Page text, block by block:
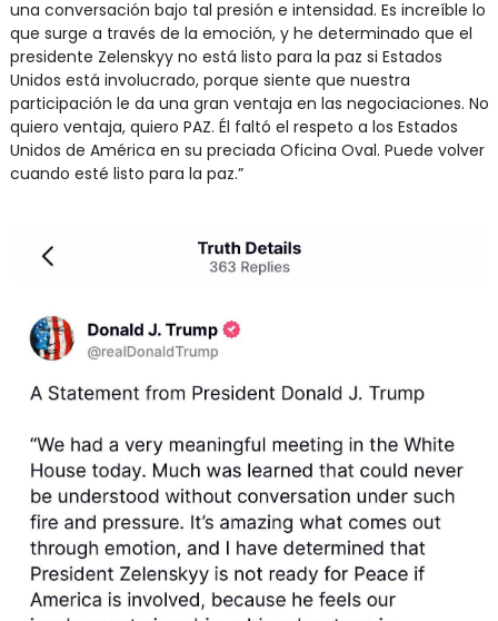
una conversación bajo tal presión e intensidad. Es increíble lo
que surge a través de la emoción, y he determinado que el
presidente Zelenskyy no está listo para la paz si Estados
Unidos está involucrado, porque siente que nuestra
participación le da una gran ventaja en las negociaciones. No
quiero ventaja, quiero PAZ. Él faltó el respeto a los Estados
Unidos de América en su preciada Oficina Oval. Puede volver
cuando esté listo para la paz.”